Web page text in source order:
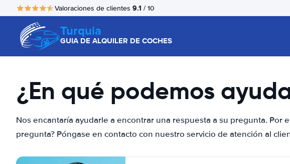
Valoraciones de clientes 9.1 / 10
Turquia
GUIA DE ALQUILER DE COCHES
¿En qué podemos
Nos encantaría ayudarle a encontrar una respuesta a su pregunta.
pregunta? Póngase en contacto con nuestro servicio de atención al